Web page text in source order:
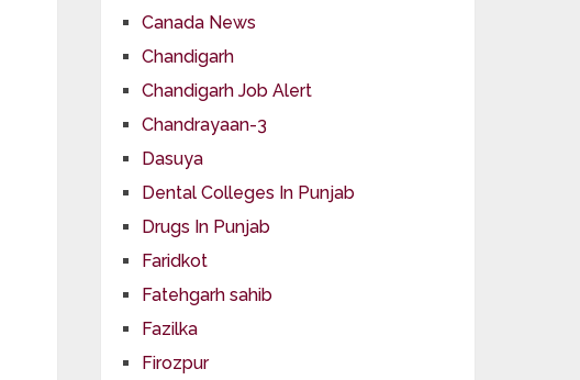
Canada News
Chandigarh
Chandigarh Job Alert
Chandrayaan-3
Dasuya
Dental Colleges In Punjab
Drugs In Punjab
Faridkot
Fatehgarh sahib
Fazilka
Firozpur